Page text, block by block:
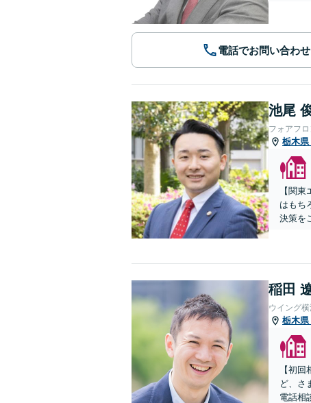
電話でお問い合わせ
池尾
フォアフ
栃木県
【関
はもち
決策を
稲田
ウイング
栃木県
【初
ど、さ
電話相